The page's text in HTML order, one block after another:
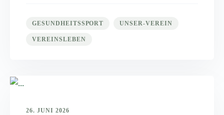
GESUNDHEITSSPORT UNSER-VEREIN
VEREINSLEBEN
26. JUNI 2026